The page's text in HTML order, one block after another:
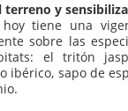
terreno y
tiene una
sobre las
el tritón
ibérico, sapo de